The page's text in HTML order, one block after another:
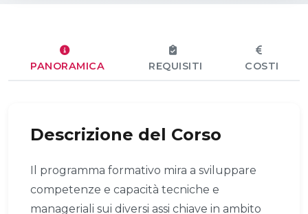
PANORAMICA REQUISITI COSTI
Descrizione del Corso
Il programma formativo mira a sviluppare
competenze e capacità tecniche e
manageriali sui diversi assi chiave in ambito